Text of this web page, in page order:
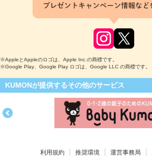
プレゼントキャンペーン情報など
※AppleとAppleのロゴは、Apple Inc.の商標です。
※Google Play、Google Play ロゴは、Google LLC の商標です。
KUMONが提供するその他のサービス
利用規約 推奨環境 運営事務局